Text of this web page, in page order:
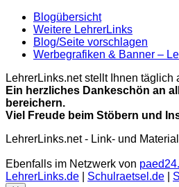
Blogübersicht
Weitere LehrerLinks
Blog/Seite vorschlagen
Werbegrafiken & Banner –
LehrerLinks.net stellt Ihnen
Ein herzliches Dankeschön an
bereichern.
Viel Freude beim Stöbern und
LehrerLinks.net - Link- und
Ebenfalls im Netzwerk von
LehrerLinks.de
Schulraetsel.de